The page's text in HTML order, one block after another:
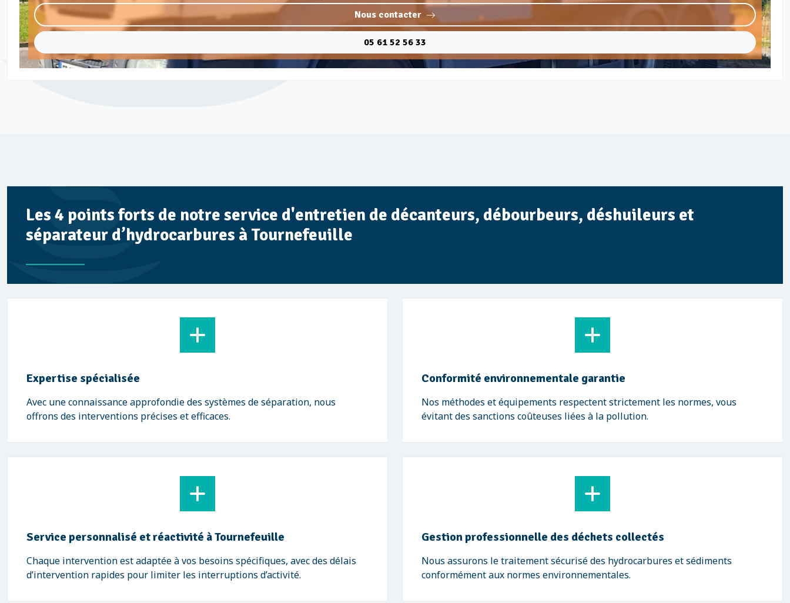
Nous contacter
05 61 52 56 33
Les 4 points forts de notre service d'entretien de décanteurs, débourbeurs, déshuileurs et
séparateur d’hydrocarbures à Tournefeuille
Expertise spécialisée
Avec une connaissance approfondie des systèmes de séparation, nous
offrons des interventions précises et efficaces.
Conformité environnementale garantie
Nos méthodes et équipements respectent strictement les normes, vous
évitant des sanctions coûteuses liées à la pollution.
Service personnalisé et réactivité à Tournefeuille
Chaque intervention est adaptée à vos besoins spécifiques, avec des délais
d’intervention rapides pour limiter les interruptions d’activité.
Gestion professionnelle des déchets collectés
Nous assurons le traitement sécurisé des hydrocarbures et sédiments
conformément aux normes environnementales.